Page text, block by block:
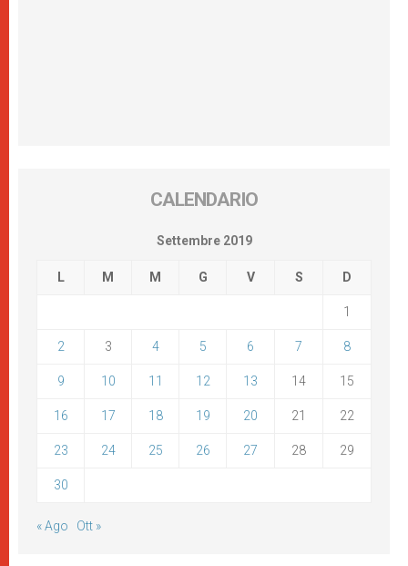
CALENDARIO
Settembre 2019
L M M G V S D
1
2 3 4 5 6 7 8
9 10 11 12 13 14 15
16 17 18 19 20 21 22
23 24 25 26 27 28 29
30
« Ago Ott »